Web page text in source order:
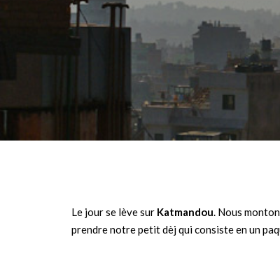
Le jour se lève sur Katmandou. Nous
prendre notre petit dèj qui consiste en un